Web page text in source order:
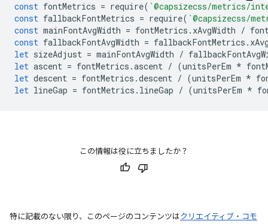
const fontMetrics = require( `@capsizecss/metrics/
const fallbackFontMetrics = require( `@capsizecss/
const mainFontAvgWidth = fontMetrics . xAvgWidth /
const fallbackFontAvgWidth = fallbackFontMetrics .
let sizeAdjust = mainFontAvgWidth /
let ascent = fontMetrics .ascent / (unitsPerEm *
let descent = fontMetrics .descent / (unitsPerEm *
let lineGap = fontMetrics . lineGap / (unitsPerEm *
この情報は役に立ちましたか？
特に記載のない限り、このページのコンテンツはクリエイティブ・コモ